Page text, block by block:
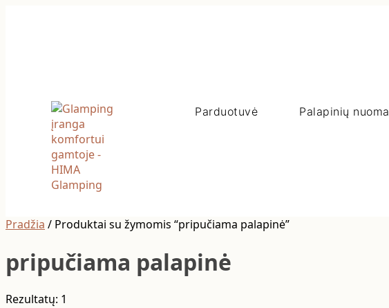
Parduotuvė Palapinių nuoma
Pradžia / Produktai su žymomis “pripučiama palapinė”
pripučiama palapinė
Rezultatų: 1